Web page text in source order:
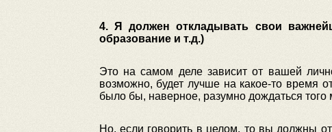
4. Я должен откладывать свои
образование и т.д.)
Это на самом деле зависит от вашей
возможно, будет лучше на какое-то время
было бы, наверное, разумно дождаться того
Но, если говорить в целом, то вы должны